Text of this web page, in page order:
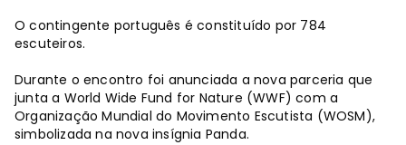
O contingente português é constituído por 784
escuteiros.
Durante o encontro foi anunciada a nova parceria que
junta a World Wide Fund for Nature (WWF) com a
Organização Mundial do Movimento Escutista (WOSM),
simbolizada na nova insígnia Panda.